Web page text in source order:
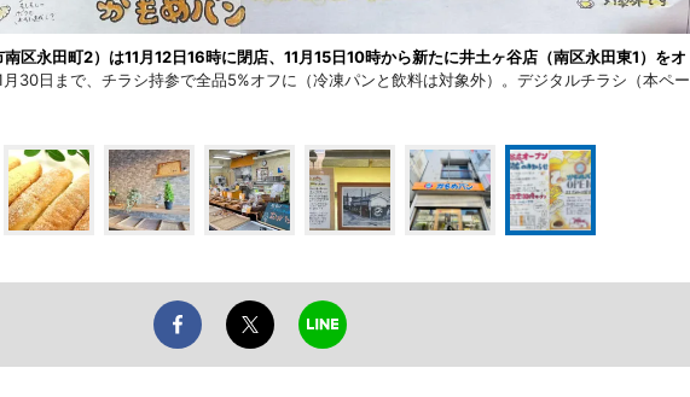
南区永田町2）は11月12日16時に閉店、11月15日10時から新たに井土ヶ谷店（南区永田東1）をオ
月30日まで、チラシ持参で全品5%オフに（冷凍パンと飲料は対象外）。デジタルチラシ（本ペー